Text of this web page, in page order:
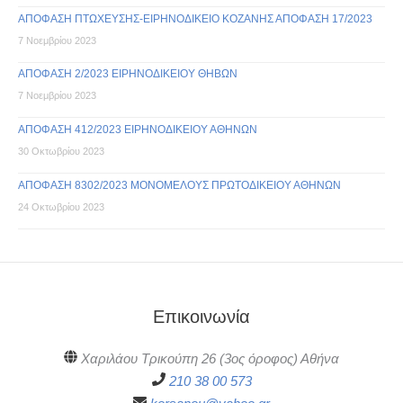
ΑΠΟΦΑΣΗ ΠΤΩΧΕΥΣΗΣ-ΕΙΡΗΝΟΔΙΚΕΙΟ ΚΟΖΑΝΗΣ ΑΠΟΦΑΣΗ 17/2023
7 Νοεμβρίου 2023
ΑΠΟΦΑΣΗ 2/2023 ΕΙΡΗΝΟΔΙΚΕΙΟΥ ΘΗΒΩΝ
7 Νοεμβρίου 2023
ΑΠΟΦΑΣΗ 412/2023 ΕΙΡΗΝΟΔΙΚΕΙΟΥ ΑΘΗΝΩΝ
30 Οκτωβρίου 2023
ΑΠΟΦΑΣΗ 8302/2023 ΜΟΝΟΜΕΛΟΥΣ ΠΡΩΤΟΔΙΚΕΙΟΥ ΑΘΗΝΩΝ
24 Οκτωβρίου 2023
Επικοινωνία
Χαριλάου Τρικούπη 26 (3ος όροφος) Αθήνα
210 38 00 573